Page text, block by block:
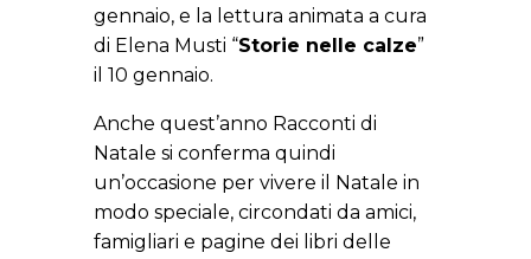
gennaio, e la lettura animata a cura
di Elena Musti “Storie nelle calze”
il 10 gennaio.
Anche quest’anno Racconti di
Natale si conferma quindi
un’occasione per vivere il Natale in
modo speciale, circondati da amici,
famigliari e pagine dei libri delle